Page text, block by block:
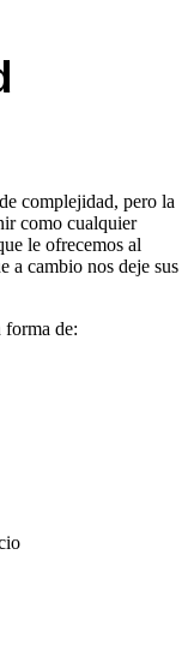
complejidad, pero la
como cualquier
le ofrecemos al
a cambio nos deje sus
forma de: